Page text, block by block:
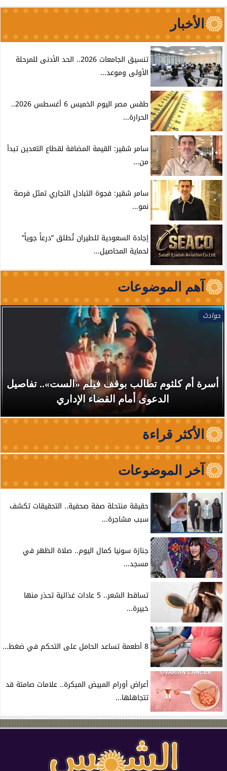
الأخبار
تنسيق الجامعات 2026.. الحد الأدنى للمرحلة
الأولى وموعد...
طقس مصر اليوم الخميس 6 أغسطس 2026..
الحرارة...
سامر شقير: القيمة المضافة لقطاع التعدين تبدأ
من...
سامر شقير: فجوة التبادل التجاري تمثل فرصة
نمو...
إجادة السعودية للطيران تُطلق ”درعاً جوياً”
لحماية المحاصيل...
آهم الموضوعات
حوادث
أسرة أم كلثوم تطالب بوقف فيلم «الست».. تفاصيل
الدعوى أمام القضاء الإداري
الأكثر قراءة
آخر الموضوعات
حقيقة منتحلة صفة صحفية.. التحقيقات تكشف
سبب مشاجرة...
جنازة سونيا كمال اليوم.. صلاة الظهر في
مسجد...
تساقط الشعر.. 5 عادات غذائية تحذر منها
خبيرة...
8 أطعمة تساعد الحامل على التحكم في ضغط...
أعراض أورام المبيض المبكرة.. علامات صامتة قد
تتجاهلها...